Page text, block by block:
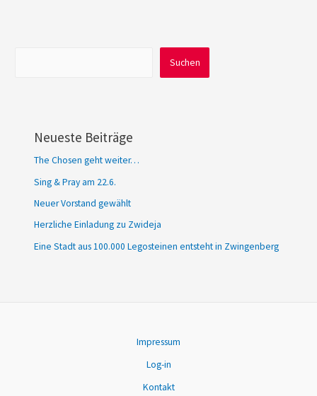
Suchen
Neueste Beiträge
The Chosen geht weiter…
Sing & Pray am 22.6.
Neuer Vorstand gewählt
Herzliche Einladung zu Zwideja
Eine Stadt aus 100.000 Legosteinen entsteht in Zwingenberg
Impressum
Log-in
Kontakt